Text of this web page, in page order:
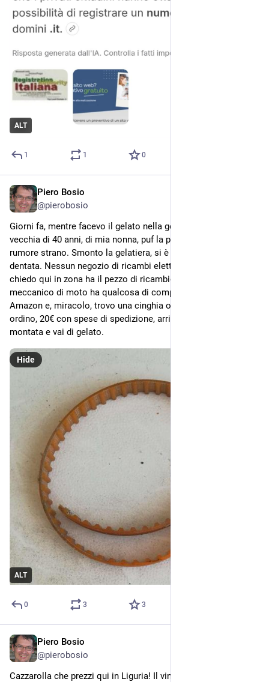
ALT
1 1 0
Piero Bosio
@pierobosio
Giorni fa, mentre facevo il gelato nella gelatiera Gaggia
vecchia di 40 anni, di mia nonna, puf la pala si ferma con un
rumore strano. Smonto la gelatiera, si è rotta la cinghia
dentata. Nessun negozio di ricambi elettrodomestici a cui
chiedo qui in zona ha il pezzo di ricambio, nemmeno il
meccanico di moto ha qualcosa di compatibile. Cerco su
Amazon e, miracolo, trovo una cinghia originale(?) 120XL, la
ordino, 20€ con spese di spedizione, arriva in pochi giorni,
montata e vai di gelato.
ALT
Hide
0 3 3
Piero Bosio
@pierobosio
Cazzarolla che prezzi qui in Liguria! Il vino è aumentato